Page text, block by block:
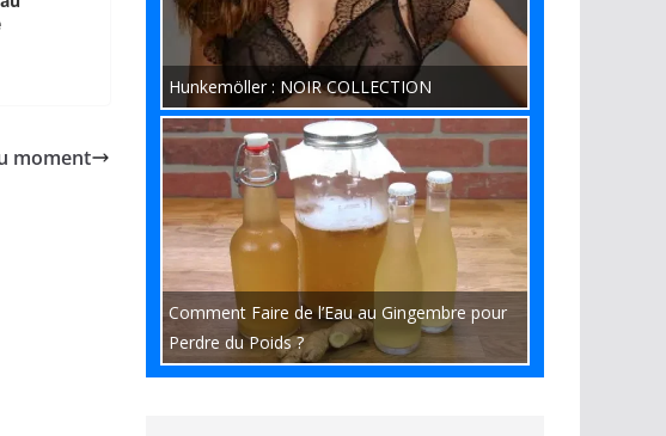
moment
Hunkemöller : NOIR COLLECTION
Comment Faire de l’Eau au Gingembre pour
Perdre du Poids ?